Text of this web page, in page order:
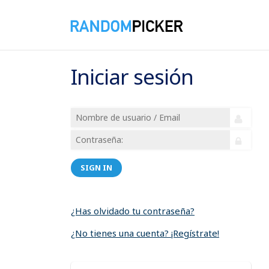
Iniciar sesión
SIGN IN
¿Has olvidado tu contraseña?
¿No tienes una cuenta? ¡Regístrate!